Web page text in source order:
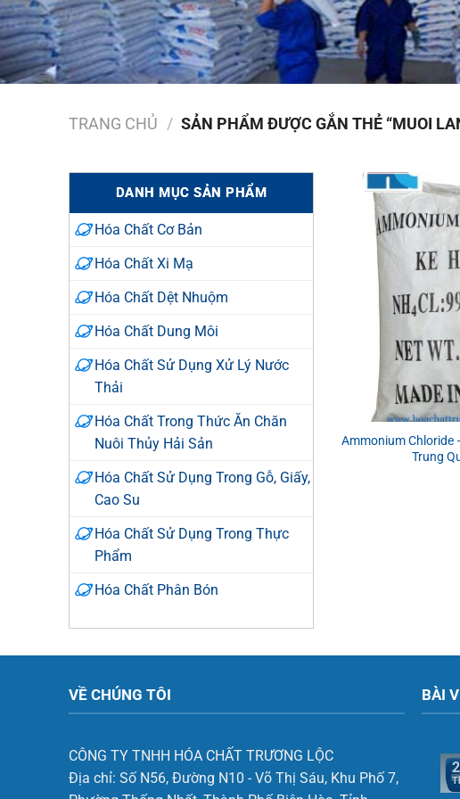
TRANG CHỦ / SẢN PHẨM ĐƯỢC GẮN THẺ “MUOI
DANH MỤC SẢN PHẨM
Hóa Chất Cơ Bản
Hóa Chất Xi Mạ
Hóa Chất Dệt Nhuộm
Hóa Chất Dung Môi
Hóa Chất Sử Dụng Xử Lý Nước
Thải
Hóa Chất Trong Thức Ăn Chăn
Nuôi Thủy Hải Sản
Hóa Chất Sử Dụng Trong Gỗ, Giấy,
Cao Su
Hóa Chất Sử Dụng Trong Thực
Phẩm
Hóa Chất Phân Bón
Ammonium Chloride
Trung
VỀ CHÚNG TÔI
CÔNG TY TNHH HÓA CHẤT TRƯƠNG LỘC
Địa chỉ: Số N56, Đường N10 - Võ Thị Sáu, Khu Phố 7,
BÀI